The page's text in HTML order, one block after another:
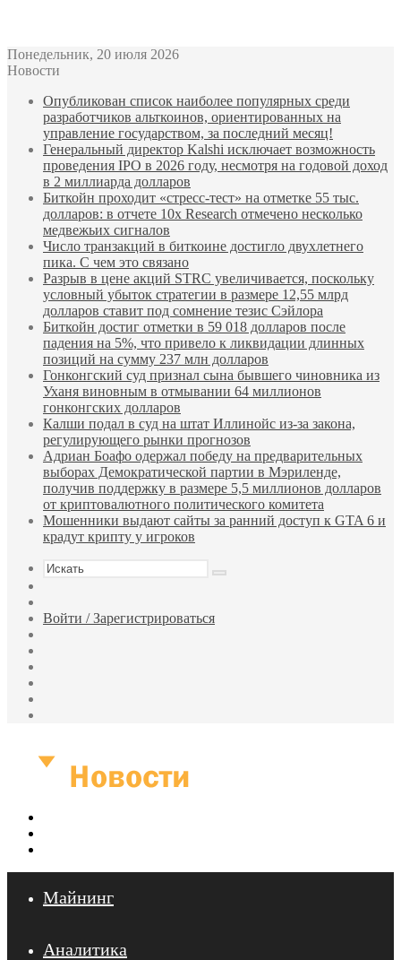
Понедельник, 20 июля 2026
Новости
Опубликован список наиболее популярных среди
разработчиков альткоинов, ориентированных на
управление государством, за последний месяц!
Генеральный директор Kalshi исключает возможность
проведения IPO в 2026 году, несмотря на годовой доход
в 2 миллиарда долларов
Биткойн проходит «стресс-тест» на отметке 55 тыс.
долларов: в отчете 10x Research отмечено несколько
медвежьих сигналов
Число транзакций в биткоине достигло двухлетнего
пика. С чем это связано
Разрыв в цене акций STRC увеличивается, поскольку
условный убыток стратегии в размере 12,55 млрд
долларов ставит под сомнение тезис Сэйлора
Биткойн достиг отметки в 59 018 долларов после
падения на 5%, что привело к ликвидации длинных
позиций на сумму 237 млн долларов
Гонконгский суд признал сына бывшего чиновника из
Уханя виновным в отмывании 64 миллионов
гонконгских долларов
Калши подал в суд на штат Иллинойс из-за закона,
регулирующего рынки прогнозов
Адриан Боафо одержал победу на предварительных
выборах Демократической партии в Мэриленде,
получив поддержку в размере 5,5 миллионов долларов
от криптовалютного политического комитета
Мошенники выдают сайты за ранний доступ к GTA 6 и
крадут крипту у игроков
Искать
статья
Войти / Зарегистрироваться
Майнинг
Аналитика